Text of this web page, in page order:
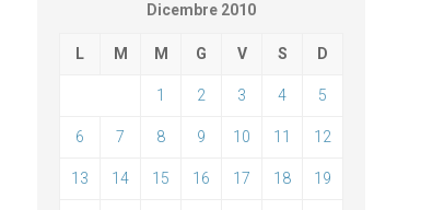
Dicembre 2010
L M M G V S D
1 2 3 4 5
6 7 8 9 10 11 12
13 14 15 16 17 18 19